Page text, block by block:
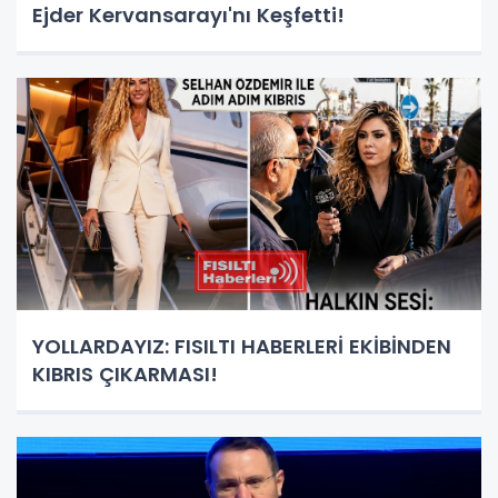
Ejder Kervansarayı'nı Keşfetti!
YOLLARDAYIZ: FISILTI HABERLERİ EKİBİNDEN
KIBRIS ÇIKARMASI!